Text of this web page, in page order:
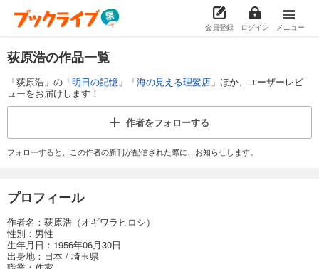
会員登録 ログイン メニュー
荻原浩の作品一覧
「荻原浩」の「明日の記憶 」「海の見える理髪店 」ほか、ユーザーレビ
ューをお届けします！
作者をフォローする
フォローすると、この作者の新刊が配信された際に、お知らせします。
プロフィール
作者名：荻原浩（オギワラヒロシ）
性別：男性
生年月日：1956年06月30日
出身地：日本 / 埼玉県